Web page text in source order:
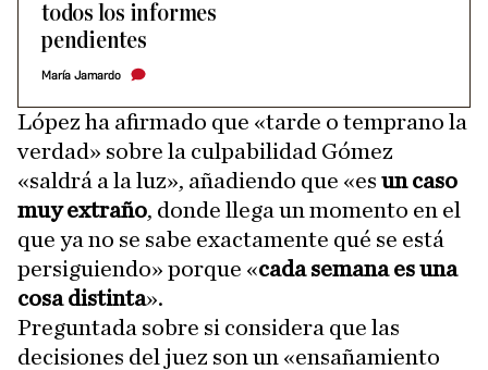
todos los informes
pendientes
María Jamardo
López ha afirmado que «tarde o temprano la
verdad» sobre la culpabilidad Gómez
«saldrá a la luz», añadiendo que «es un caso
muy extraño, donde llega un momento en el
que ya no se sabe exactamente qué se está
persiguiendo» porque «cada semana es una
cosa distinta».
Preguntada sobre si considera que las
decisiones del juez son un «ensañamiento